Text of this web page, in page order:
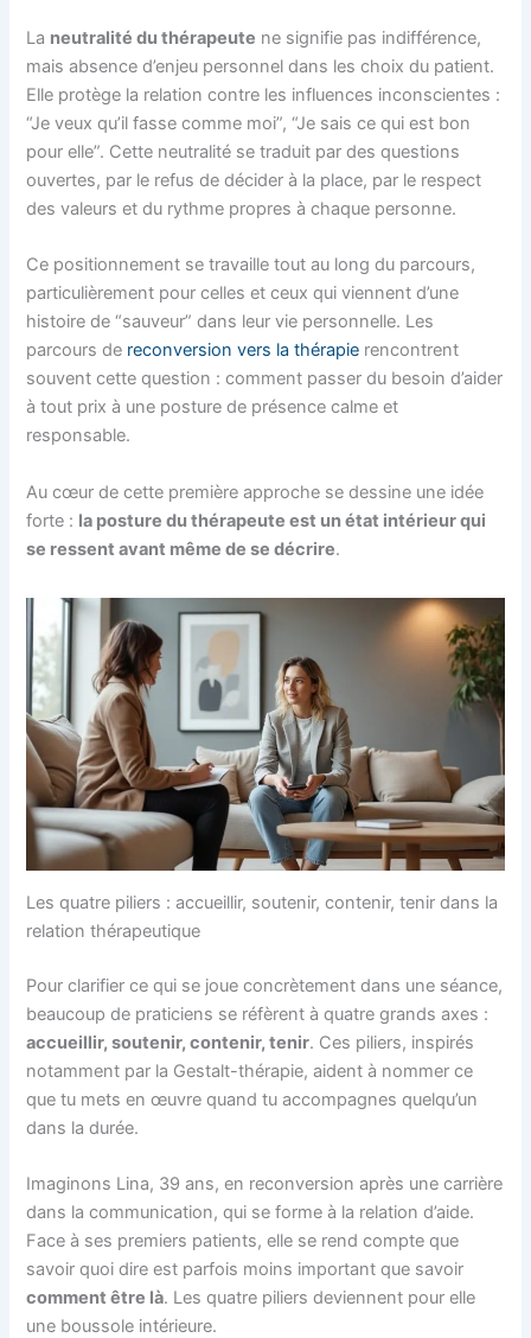
La neutralité du thérapeute ne signifie pas indifférence,
mais absence d’enjeu personnel dans les choix du patient.
Elle protège la relation contre les influences inconscientes :
“Je veux qu’il fasse comme moi”, “Je sais ce qui est bon
pour elle”. Cette neutralité se traduit par des questions
ouvertes, par le refus de décider à la place, par le respect
des valeurs et du rythme propres à chaque personne.
Ce positionnement se travaille tout au long du parcours,
particulièrement pour celles et ceux qui viennent d’une
histoire de “sauveur” dans leur vie personnelle. Les
parcours de reconversion vers la thérapie rencontrent
souvent cette question : comment passer du besoin d’aider
à tout prix à une posture de présence calme et
responsable.
Au cœur de cette première approche se dessine une idée
forte : la posture du thérapeute est un état intérieur qui
se ressent avant même de se décrire.
Les quatre piliers : accueillir, soutenir, contenir, tenir dans la
relation thérapeutique
Pour clarifier ce qui se joue concrètement dans une séance,
beaucoup de praticiens se réfèrent à quatre grands axes :
accueillir, soutenir, contenir, tenir. Ces piliers, inspirés
notamment par la Gestalt-thérapie, aident à nommer ce
que tu mets en œuvre quand tu accompagnes quelqu’un
dans la durée.
Imaginons Lina, 39 ans, en reconversion après une carrière
dans la communication, qui se forme à la relation d’aide.
Face à ses premiers patients, elle se rend compte que
savoir quoi dire est parfois moins important que savoir
comment être là. Les quatre piliers deviennent pour elle
une boussole intérieure.